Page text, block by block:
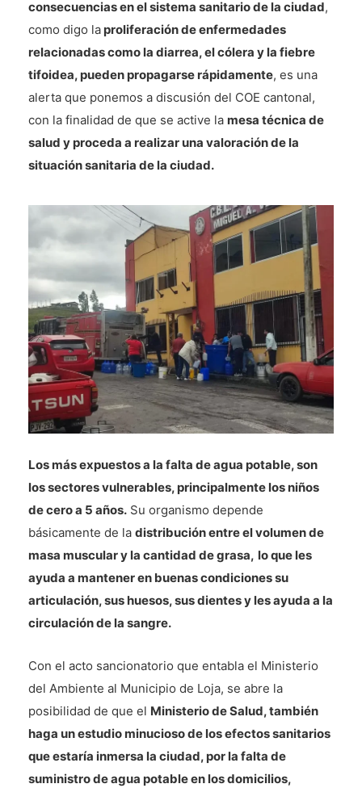
consecuencias en el sistema sanitario de la ciudad,
como digo la proliferación de enfermedades
relacionadas como la diarrea, el cólera y la fiebre
tifoidea, pueden propagarse rápidamente, es una
alerta que ponemos a discusión del COE cantonal,
con la finalidad de que se active la mesa técnica de
salud y proceda a realizar una valoración de la
situación sanitaria de la ciudad.
Los más expuestos a la falta de agua potable, son
los sectores vulnerables, principalmente los niños
de cero a 5 años. Su organismo depende
básicamente de la distribución entre el volumen de
masa muscular y la cantidad de grasa, lo que les
ayuda a mantener en buenas condiciones su
articulación, sus huesos, sus dientes y les ayuda a la
circulación de la sangre.
Con el acto sancionatorio que entabla el Ministerio
del Ambiente al Municipio de Loja, se abre la
posibilidad de que el Ministerio de Salud, también
haga un estudio minucioso de los efectos sanitarios
que estaría inmersa la ciudad, por la falta de
suministro de agua potable en los domicilios,